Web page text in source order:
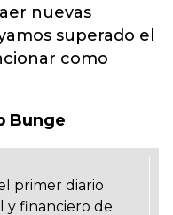
nuevas
superado el
como
Bunge
primer diario
y financiero de